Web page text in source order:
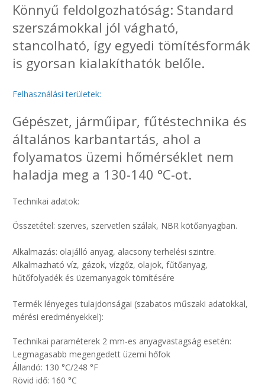
Könnyű feldolgozhatóság: Standard
szerszámokkal jól vágható,
stancolható, így egyedi tömítésformák
is gyorsan kialakíthatók belőle.
Felhasználási területek:
Gépészet, járműipar, fűtéstechnika és
általános karbantartás, ahol a
folyamatos üzemi hőmérséklet nem
haladja meg a 130-140 °C-ot.
Technikai adatok:
Összetétel: szerves, szervetlen szálak, NBR kötőanyagban.
Alkalmazás: olajálló anyag, alacsony terhelési szintre.
Alkalmazható víz, gázok, vízgőz, olajok, fűtőanyag,
hűtőfolyadék és üzemanyagok tömítésére
Termék lényeges tulajdonságai (szabatos műszaki adatokkal,
mérési eredményekkel):
Technikai paraméterek 2 mm-es anyagvastagság esetén:
Legmagasabb megengedett üzemi hőfok
Állandó: 130 °C/248 °F
Rövid idő: 160 °C